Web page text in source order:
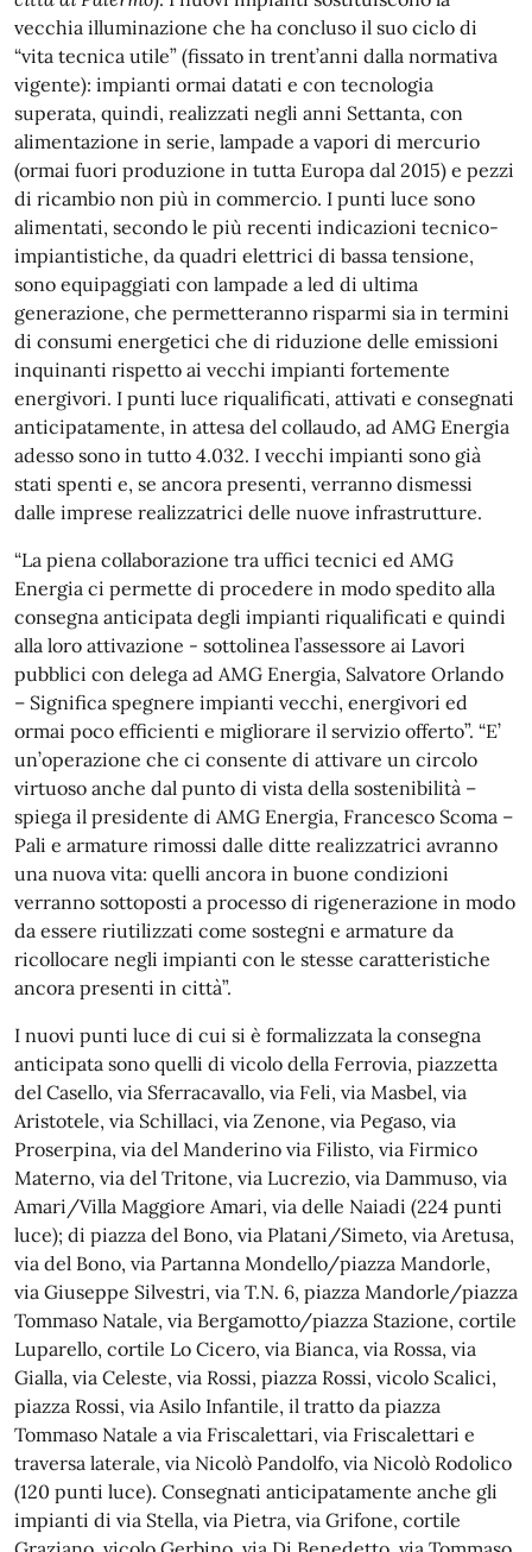
vecchia illuminazione che ha concluso il suo ciclo di
“vita tecnica utile” (fissato in trent’anni dalla normativa
vigente): impianti ormai datati e con tecnologia
superata, quindi, realizzati negli anni Settanta, con
alimentazione in serie, lampade a vapori di mercurio
(ormai fuori produzione in tutta Europa dal 2015) e pezzi
di ricambio non più in commercio. I punti luce sono
alimentati, secondo le più recenti indicazioni tecnico-
impiantistiche, da quadri elettrici di bassa tensione,
sono equipaggiati con lampade a led di ultima
generazione, che permetteranno risparmi sia in termini
di consumi energetici che di riduzione delle emissioni
inquinanti rispetto ai vecchi impianti fortemente
energivori. I punti luce riqualificati, attivati e consegnati
anticipatamente, in attesa del collaudo, ad AMG Energia
adesso sono in tutto 4.032. I vecchi impianti sono già
stati spenti e, se ancora presenti, verranno dismessi
dalle imprese realizzatrici delle nuove infrastrutture.
“La piena collaborazione tra uffici tecnici ed AMG
Energia ci permette di procedere in modo spedito alla
consegna anticipata degli impianti riqualificati e quindi
alla loro attivazione - sottolinea l’assessore ai Lavori
pubblici con delega ad AMG Energia, Salvatore Orlando
– Significa spegnere impianti vecchi, energivori ed
ormai poco efficienti e migliorare il servizio offerto”. “E’
un’operazione che ci consente di attivare un circolo
virtuoso anche dal punto di vista della sostenibilità –
spiega il presidente di AMG Energia, Francesco Scoma –
Pali e armature rimossi dalle ditte realizzatrici avranno
una nuova vita: quelli ancora in buone condizioni
verranno sottoposti a processo di rigenerazione in modo
da essere riutilizzati come sostegni e armature da
ricollocare negli impianti con le stesse caratteristiche
ancora presenti in città”.
I nuovi punti luce di cui si è formalizzata la consegna
anticipata sono quelli di vicolo della Ferrovia, piazzetta
del Casello, via Sferracavallo, via Feli, via Masbel, via
Aristotele, via Schillaci, via Zenone, via Pegaso, via
Proserpina, via del Manderino via Filisto, via Firmico
Materno, via del Tritone, via Lucrezio, via Dammuso, via
Amari/Villa Maggiore Amari, via delle Naiadi (224 punti
luce); di piazza del Bono, via Platani/Simeto, via Aretusa,
via del Bono, via Partanna Mondello/piazza Mandorle,
via Giuseppe Silvestri, via T.N. 6, piazza Mandorle/piazza
Tommaso Natale, via Bergamotto/piazza Stazione, cortile
Luparello, cortile Lo Cicero, via Bianca, via Rossa, via
Gialla, via Celeste, via Rossi, piazza Rossi, vicolo Scalici,
piazza Rossi, via Asilo Infantile, il tratto da piazza
Tommaso Natale a via Friscalettari, via Friscalettari e
traversa laterale, via Nicolò Pandolfo, via Nicolò Rodolico
(120 punti luce). Consegnati anticipatamente anche gli
impianti di via Stella, via Pietra, via Grifone, cortile